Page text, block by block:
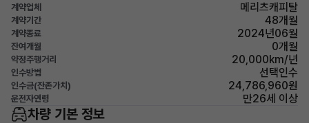
계약업체 메리츠캐피탈
계약기간 48개월
계약종료 2024년06월
잔여개월 0개월
약정주행거리 20,000km/년
인수방법 선택인수
인수금(잔존가치) 24,786,960원
운전자연령 만26세 이상
차량 기본 정보